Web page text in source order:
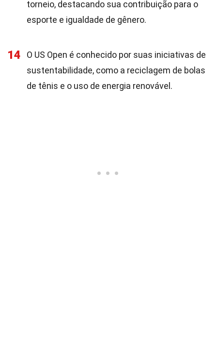
torneio, destacando sua contribuição para o
esporte e igualdade de gênero.
14
O US Open é conhecido por suas iniciativas de
sustentabilidade, como a reciclagem de bolas
de tênis e o uso de energia renovável.